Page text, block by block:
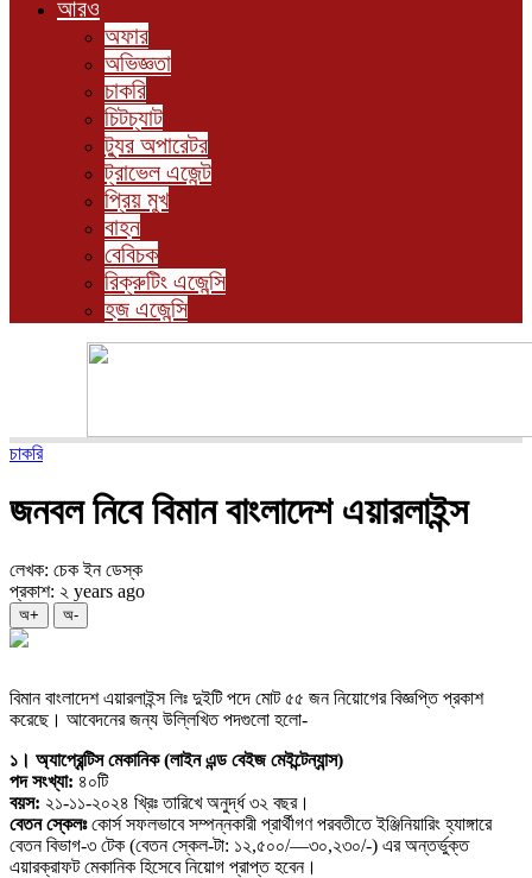
আরও
অফার
অভিজ্ঞতা
চাকরি
চিটচ্যাট
ট্যুর অপারেটর
ট্রাভেল এজেন্ট
প্রিয় মুখ
বাহন
বেবিচক
রিক্রুটিং এজেন্সি
হজ এজেন্সি
চাকরি
জনবল নিবে বিমান বাংলাদেশ এয়ারলাইন্স
লেখক: চেক ইন ডেস্ক
প্রকাশ: ২ years ago
অ+ অ-
বিমান বাংলাদেশ এয়ারলাইন্স লিঃ দুইটি পদে মোট ৫৫ জন নিয়োগের বিজ্ঞপ্তি প্রকাশ
করেছে। আবেদনের জন্য উল্লিখিত পদগুলো হলো-
১। অ্যাপ্রেন্টিস মেকানিক (লাইন এন্ড বেইজ মেইন্টেন্যান্স)
পদ সংখ্যা: ৪০টি
বয়স: ২১-১১-২০২৪ খ্রিঃ তারিখে অনুর্দ্ধ ৩২ বছর।
বেতন স্কেলঃকোর্স সফলভাবে সম্পন্নকারী প্রার্থীগণ পরবতীতে ইঞ্জিনিয়ারিং হ্যাঙ্গারে
বেতন বিভাগ-৩ টেক (বেতন স্কেল-টা: ১২,৫০০/—৩০,২৩০/-) এর অন্তর্ভুক্ত
এয়ারক্রাফট মেকানিক হিসেবে নিয়োগ প্রাপ্ত হবেন।